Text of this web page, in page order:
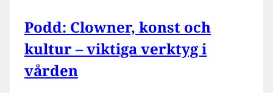
Podd: Clowner, konst och
kultur – viktiga verktyg i
vården